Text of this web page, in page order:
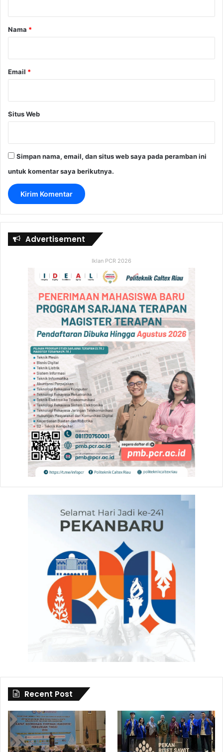
rNama *
Email *
Situs Web
Simpan nama, email, dan situs web saya pada peramban ini
untuk komentar saya berikutnya.
Advertisement
Iklan PCR 2026
Recent Post